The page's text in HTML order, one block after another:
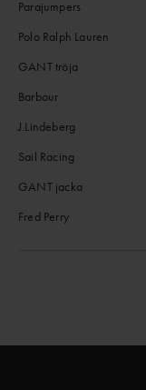
Parajumpers
Polo Ralph Lauren
GANT tröja
Barbour
J.Lindeberg
Sail Racing
GANT jacka
Fred Perry